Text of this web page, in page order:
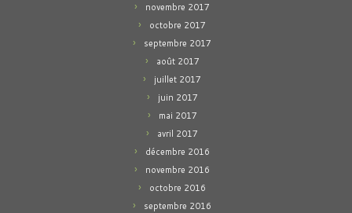
novembre 2017
octobre 2017
septembre 2017
août 2017
juillet 2017
juin 2017
mai 2017
avril 2017
décembre 2016
novembre 2016
octobre 2016
septembre 2016